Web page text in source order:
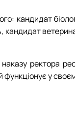
кандидат
кандидат
ректора
функціонує у